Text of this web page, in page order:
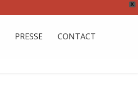
X
PRESSE CONTACT